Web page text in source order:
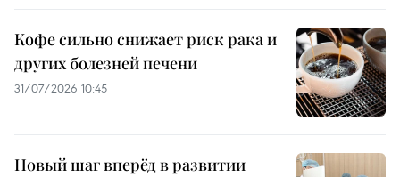
Кофе сильно снижает риск рака и
других болезней печени
31/07/2026 10:45
Новый шаг вперёд в развитии